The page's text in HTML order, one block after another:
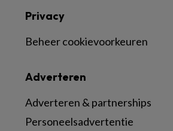
Adverteren
Adverteren & partnerships
Personeelsadvertentie
Privacy
Beheer cookievoorkeuren